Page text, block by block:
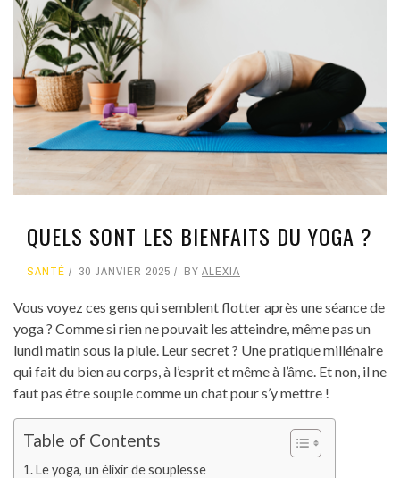
QUELS SONT LES BIENFAITS DU YOGA ?
SANTÉ 30 JANVIER 2025 BY ALEXIA
Vous voyez ces gens qui semblent flotter après une séance de
yoga ? Comme si rien ne pouvait les atteindre, même pas un
lundi matin sous la pluie. Leur secret ? Une pratique millénaire
qui fait du bien au corps, à l’esprit et même à l’âme. Et non, il ne
faut pas être souple comme un chat pour s’y mettre !
Table of Contents
Le yoga, un élixir de souplesse